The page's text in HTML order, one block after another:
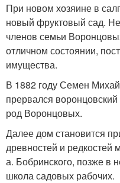
При новом хозяине в
новый фруктовый сад.
членов семьи
отличном состоянии,
имущества.
В 1882 году Семен
прервался
род Воронцовых.
Далее дом становится
древностей и редкостей
а. Бобринского, позже в
школа садовых рабочих.